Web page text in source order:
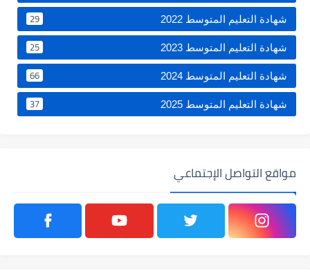
شهادة التعليم المتوسط 2022 29
شهادة التعليم المتوسط 2023 25
شهادة التعليم المتوسط 2024 66
شهادة التعليم المتوسط 2025 37
مواقع التواصل الإجتماعي